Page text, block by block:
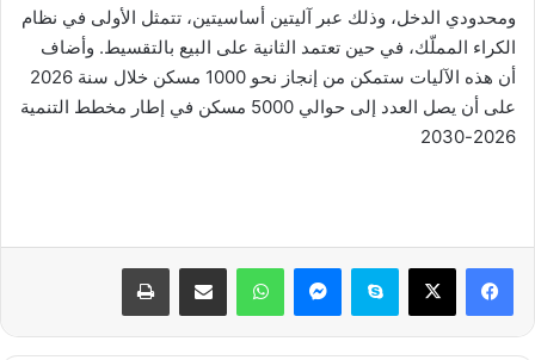
ومحدودي الدخل، وذلك عبر آليتين أساسيتين، تتمثل الأولى في نظام
الكراء المملّك، في حين تعتمد الثانية على البيع بالتقسيط. وأضاف
أن هذه الآليات ستمكن من إنجاز نحو 1000 مسكن خلال سنة 2026
على أن يصل العدد إلى حوالي 5000 مسكن في إطار مخطط التنمية
2026-2030
فيسبوك سكايب واتساب